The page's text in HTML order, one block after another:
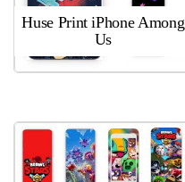
Huse Print iPhone Among
Us